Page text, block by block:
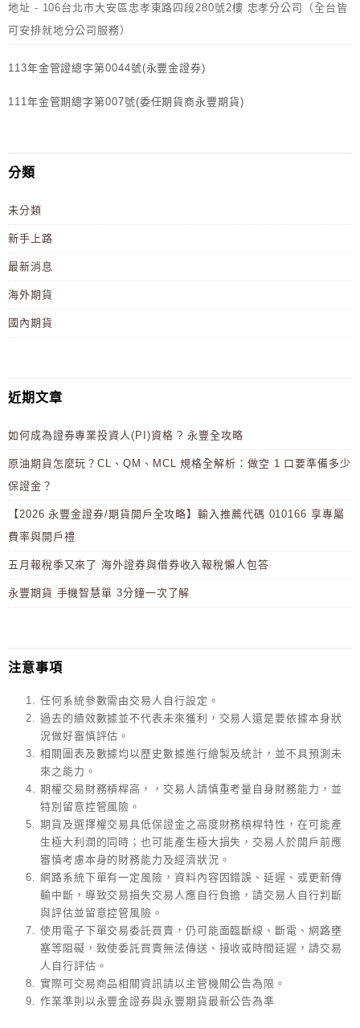
地址 - 106台北市大安區忠孝東路四段280號2樓 忠孝分公司（全台皆
可安排就地分公司服務）
113年金管證總字第0044號(永豐金證券)
111年金管期總字第007號(委任期貨商永豐期貨)
分類
未分類
新手上路
最新消息
海外期貨
國內期貨
近期文章
如何成為證券專業投資人(PI)資格 ? 永豐全攻略
原油期貨怎麼玩？CL、QM、MCL 規格全解析：做空 1 口要準備多少
保證金？
【2026 永豐金證券/期貨開戶全攻略】輸入推薦代碼 010166 享專屬
費率與開戶禮
五月報稅季又來了 海外證券與借券收入報稅懶人包答
永豐期貨 手機智慧單 3分鐘一次了解
注意事項
任何系統參數需由交易人自行設定。
過去的績效數據並不代表未來獲利，交易人還是要依據本身狀
況做好審慎評估。
相關圖表及數據均以歷史數據進行繪製及統計，並不具預測未
來之能力。
期權交易財務槓桿高，，交易人請慎重考量自身財務能力，並
特別留意控管風險。
期貨及選擇權交易具低保證金之高度財務槓桿特性，在可能產
生極大利潤的同時；也可能產生極大損失，交易人於開戶前應
審慎考慮本身的財務能力及經濟狀況。
網路系統下單有一定風險，資料內容因錯誤、延遲、或更新傳
輸中斷，導致交易損失交易人應自行負擔，請交易人自行判斷
與評估並留意控管風險。
使用電子下單交易委託買賣，仍可能面臨斷線、斷電、網路壅
塞等阻礙，致使委託買賣無法傳送、接收或時間延遲，請交易
人自行評估。
實際可交易商品相關資訊請以主管機關公告為限。
作業準則以永豐金證券與永豐期貨最新公告為準